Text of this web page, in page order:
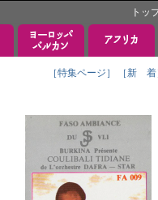
トッ
［特集ページ］ ［新 着